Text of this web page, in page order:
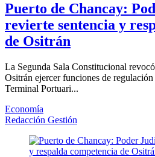
Puerto de Chancay:
revierte sentencia y
de Ositrán
La Segunda Sala Constitucional
Ositrán ejercer funciones de
Terminal Portuari...
Economía
Redacción Gestión